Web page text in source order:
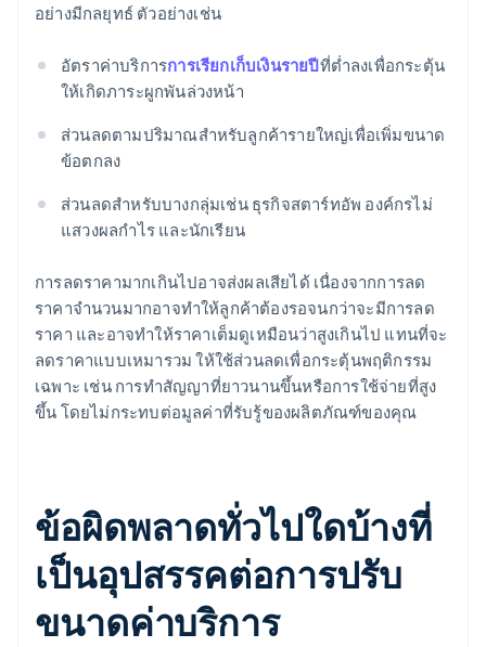
อย่างมีกลยุทธ์ ตัวอย่างเช่น
อัตราค่าบริการการเรียกเก็บเงินรายปีที่ต่ำลงเพื่อกระตุ้น
ให้เกิดภาระผูกพันล่วงหน้า
ส่วนลดตามปริมาณสำหรับลูกค้ารายใหญ่เพื่อเพิ่มขนาด
ข้อตกลง
ส่วนลดสําหรับบางกลุ่มเช่น ธุรกิจสตาร์ทอัพ องค์กรไม่
แสวงผลกําไร และนักเรียน
การลดราคามากเกินไปอาจส่งผลเสียได้ เนื่องจากการลด
ราคาจำนวนมากอาจทำให้ลูกค้าต้องรอจนกว่าจะมีการลด
ราคา และอาจทำให้ราคาเต็มดูเหมือนว่าสูงเกินไป แทนที่จะ
ลดราคาแบบเหมารวม ให้ใช้ส่วนลดเพื่อกระตุ้นพฤติกรรม
เฉพาะ เช่น การทำสัญญาที่ยาวนานขึ้นหรือการใช้จ่ายที่สูง
ขึ้น โดยไม่กระทบต่อมูลค่าที่รับรู้ของผลิตภัณฑ์ของคุณ
ข้อผิดพลาดทั่วไปใดบ้างที่
เป็นอุปสรรคต่อการปรับ
ขนาดค่าบริการ